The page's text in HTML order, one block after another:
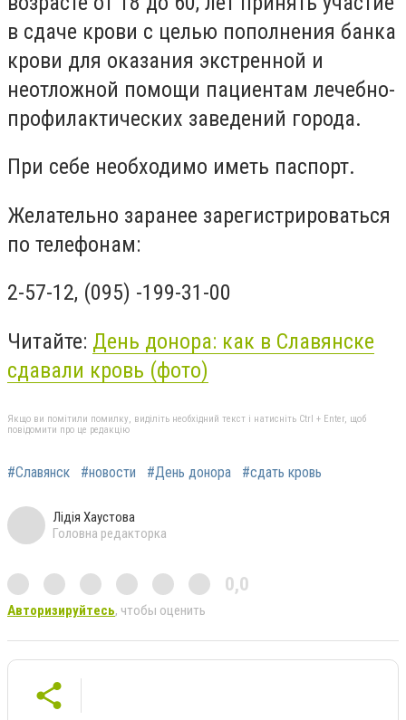
в сдаче крови с целью пополнения банка
крови для оказания экстренной и
неотложной помощи пациентам лечебно-
профилактических заведений города.
При себе необходимо иметь паспорт.
Желательно заранее зарегистрироваться
по телефонам:
2-57-12, (095) -199-31-00
Читайте: День донора: как в Славянске
сдавали кровь (фото)
Якщо ви помітили помилку, виділіть необхідний текст і натисніть Ctrl + Enter, щоб
повідомити про це редакцію
#Славянск #новости #День донора #сдать кровь
Лідія Хаустова
Головна редакторка
0,0
Авторизируйтесь, чтобы оценить